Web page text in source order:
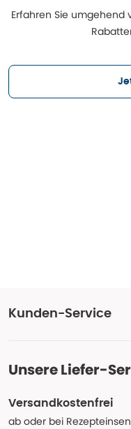
Erfahren Sie
Kunden-Service
Unsere Liefer-
Versandkostenfrei
ab oder bei